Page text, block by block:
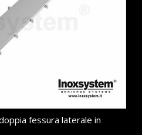
fessura laterale in